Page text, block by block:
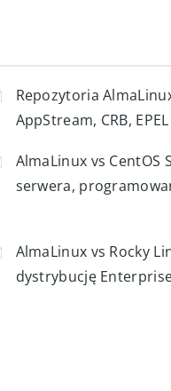
Repozytoria
AppStream, CRB,
AlmaLinux vs CentOS
serwera,
AlmaLinux vs Rocky
dystrybucję